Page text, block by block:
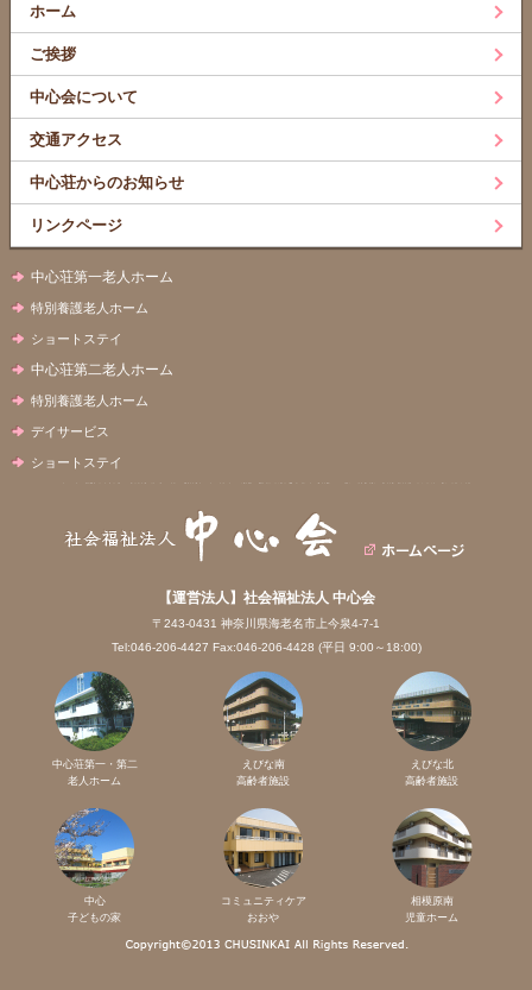
ホーム
ご挨拶
中心会について
交通アクセス
中心荘からのお知らせ
リンクページ
中心荘第一老人ホーム
特別養護老人ホーム
ショートステイ
中心荘第二老人ホーム
特別養護老人ホーム
デイサービス
ショートステイ
【運営法人】社会福祉法人 中心会
〒243-0431 神奈川県海老名市上今泉4-7-1
Tel:046-206-4427 Fax:046-206-4428 (平日 9:00～18:00)
中心荘第一・第二
老人ホーム
えびな南
高齢者施設
えびな北
高齢者施設
中心
子どもの家
コミュニティケア
おおや
相模原南
児童ホーム